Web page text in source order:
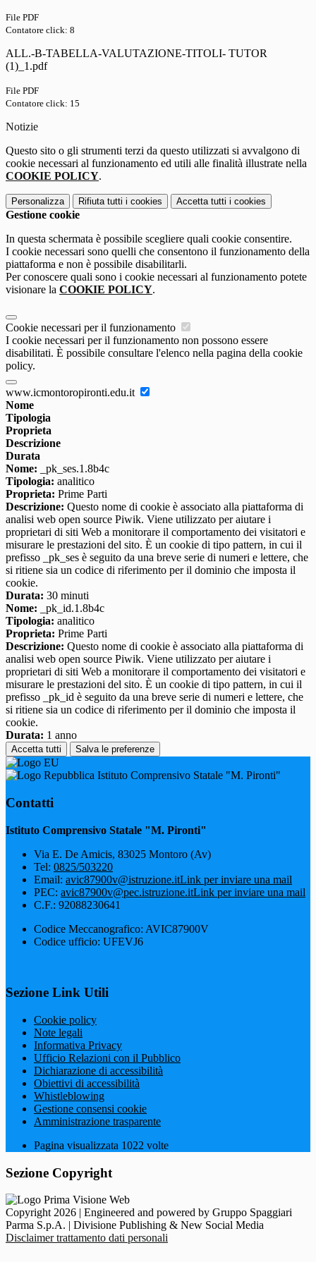
File PDF
Contatore click: 8
ALL.-B-TABELLA-VALUTAZIONE-TITOLI- TUTOR
(1)_1.pdf
File PDF
Contatore click: 15
Notizie
Questo sito o gli strumenti terzi da questo utilizzati si avvalgono di
cookie necessari al funzionamento ed utili alle finalità illustrate nella
COOKIE POLICY.
Personalizza Rifiuta tutti i cookies Accetta tutti i cookies
Gestione cookie
In questa schermata è possibile scegliere quali cookie consentire.
I cookie necessari sono quelli che consentono il funzionamento della
piattaforma e non è possibile disabilitarli.
Per conoscere quali sono i cookie necessari al funzionamento potete
visionare la COOKIE POLICY.
Cookie necessari per il funzionamento
I cookie necessari per il funzionamento non possono essere
disabilitati. È possibile consultare l'elenco nella pagina della cookie
policy.
www.icmontoropironti.edu.it
Nome
Tipologia
Proprieta
Descrizione
Durata
Nome: _pk_ses.1.8b4c
Tipologia: analitico
Proprieta: Prime Parti
Descrizione: Questo nome di cookie è associato alla piattaforma di
analisi web open source Piwik. Viene utilizzato per aiutare i
proprietari di siti Web a monitorare il comportamento dei visitatori e
misurare le prestazioni del sito. È un cookie di tipo pattern, in cui il
prefisso _pk_ses è seguito da una breve serie di numeri e lettere, che
si ritiene sia un codice di riferimento per il dominio che imposta il
cookie.
Durata: 30 minuti
Nome: _pk_id.1.8b4c
Tipologia: analitico
Proprieta: Prime Parti
Descrizione: Questo nome di cookie è associato alla piattaforma di
analisi web open source Piwik. Viene utilizzato per aiutare i
proprietari di siti Web a monitorare il comportamento dei visitatori e
misurare le prestazioni del sito. È un cookie di tipo pattern, in cui il
prefisso _pk_id è seguito da una breve serie di numeri e lettere, che
si ritiene sia un codice di riferimento per il dominio che imposta il
cookie.
Durata: 1 anno
Accetta tutti Salva le preferenze
Istituto Comprensivo Statale "M. Pironti"
Contatti
Istituto Comprensivo Statale "M. Pironti"
Via E. De Amicis, 83025 Montoro (Av)
Tel: 0825/503220
Email: avic87900v@istruzione.itLink per inviare una mail
PEC: avic87900v@pec.istruzione.itLink per inviare una mail
C.F.: 92088230641
Codice Meccanografico: AVIC87900V
Codice ufficio: UFEVJ6
Sezione Link Utili
Cookie policy
Note legali
Informativa Privacy
Ufficio Relazioni con il Pubblico
Dichiarazione di accessibilità
Obiettivi di accessibilità
Whistleblowing
Gestione consensi cookie
Amministrazione trasparente
Pagina visualizzata 1022 volte
Sezione Copyright
Copyright 2026 | Engineered and powered by Gruppo Spaggiari
Parma S.p.A. | Divisione Publishing & New Social Media
Disclaimer trattamento dati personali